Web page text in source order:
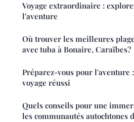
Voyage extraordinaire :
l'aventure
Où trouver les meilleures
avec tuba à Bonaire, Caraïbes?
Préparez-vous pour l'aventure
voyage réussi
Quels conseils pour une
les communautés autochtones